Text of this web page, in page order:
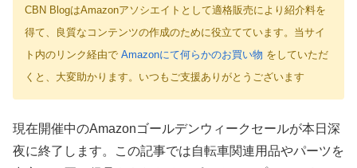
CBN BlogはAmazonアソシエイトとして適格販売により紹介料を
得て、良質なコンテンツの作成のために役立てています。当サイ
ト内のリンク経由で Amazonにて何らかのお買い物 をしていただ
くと、大変助かります。いつもご支援ありがとうございます
現在開催中のAmazonゴールデンウィークセールが本日深
夜に終了します。この記事では自転車関連用品やパーツを